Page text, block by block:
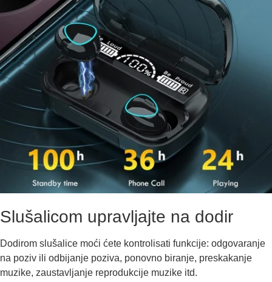
Slušalicom upravljajte na dodir
Dodirom slušalice moći ćete kontrolisati funkcije: odgovaranje
na poziv ili odbijanje poziva, ponovno biranje, preskakanje
muzike, zaustavljanje reprodukcije muzike itd.